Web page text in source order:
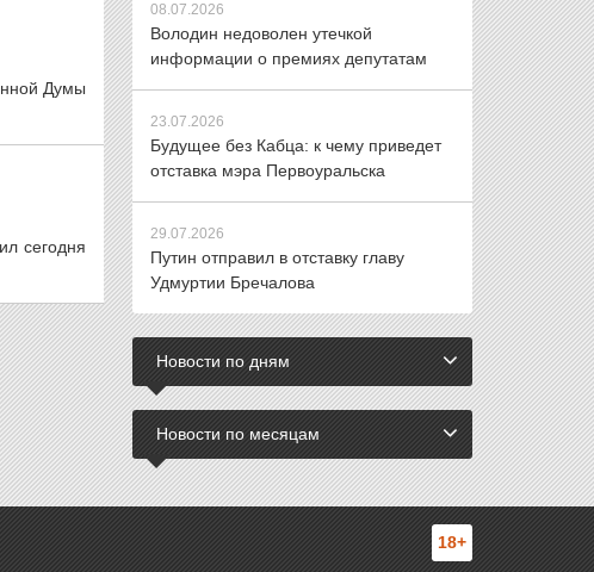
Думы
сегодня
08.07.2026
Володин недоволен утечкой
информации о премиях депутатам
23.07.2026
Будущее без Кабца: к чему приведет
отставка мэра Первоуральска
29.07.2026
Путин отправил в отставку главу
Удмуртии Бречалова
Новости по дням
Новости по месяцам
18+